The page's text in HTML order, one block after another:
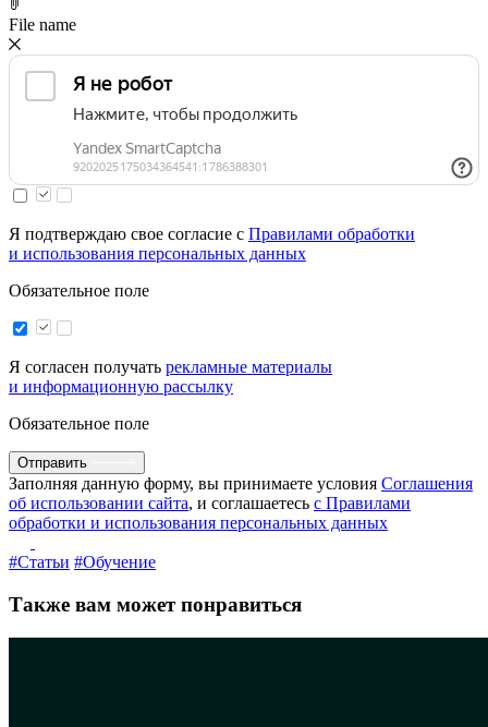
File name
Я подтверждаю свое согласие с Правилами обработки
и использования персональных данных
Обязательное поле
Я согласен получать рекламные материалы
и информационную рассылку
Обязательное поле
Отправить
Заполняя данную форму, вы принимаете условия Соглашения
об использовании сайта, и соглашаетесь с Правилами
обработки и использования персональных данных
#Статьи #Обучение
Также вам может понравиться